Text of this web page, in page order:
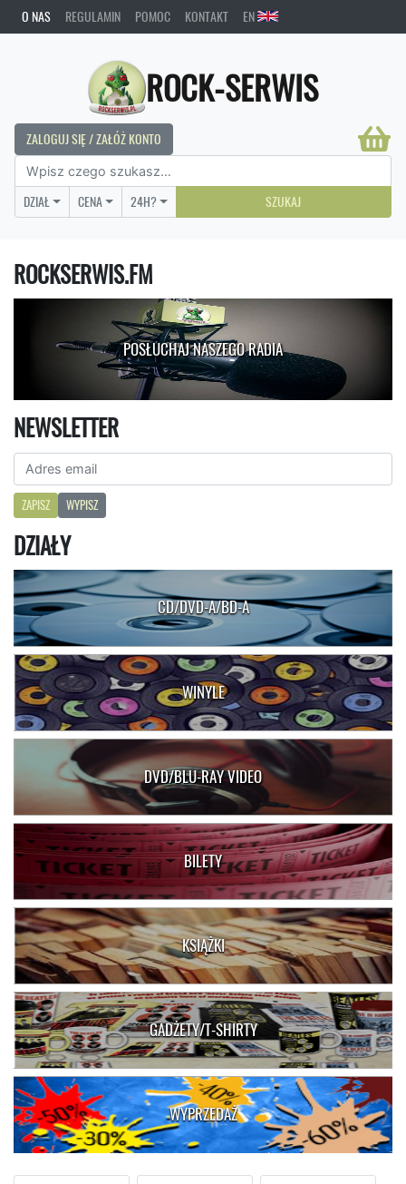
O NAS REGULAMIN POMOC KONTAKT EN
ROCK-SERWIS
ZALOGUJ SIĘ / ZAŁÓŻ KONTO
DZIAŁ CENA 24H? SZUKAJ
ROCKSERWIS.FM
POSŁUCHAJ NASZEGO RADIA
NEWSLETTER
ZAPISZ WYPISZ
DZIAŁY
CD/DVD-A/BD-A
WINYLE
DVD/BLU-RAY VIDEO
BILETY
KSIĄŻKI
GADŻETY/T-SHIRTY
WYPRZEDAŻ